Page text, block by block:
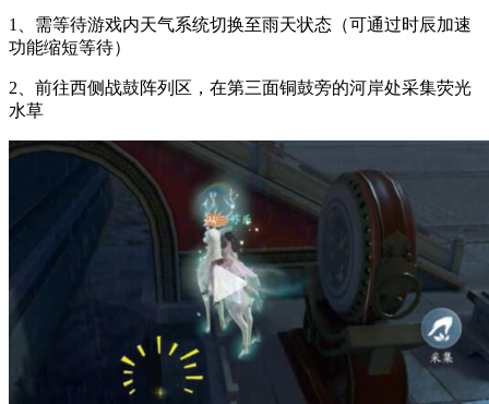
1、需等待游戏内天气系统切换至雨天状态（可通过时辰加速
功能缩短等待）
2、前往西侧战鼓阵列区，在第三面铜鼓旁的河岸处采集荧光
水草